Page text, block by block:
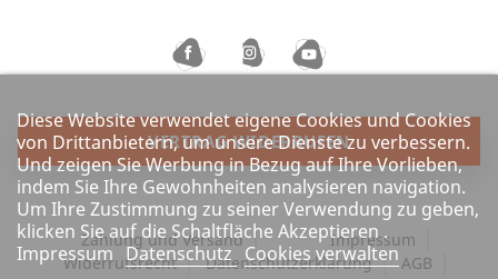
Diese Website verwendet eigene Cookies und Cookies
von Drittanbietern, um unsere Dienste zu verbessern.
Und zeigen Sie Werbung in Bezug auf Ihre Vorlieben,
indem Sie Ihre Gewohnheiten analysieren navigation.
Um Ihre Zustimmung zu seiner Verwendung zu geben,
klicken Sie auf die Schaltfläche Akzeptieren .
Impressum Datenschutz Cookies verwalten
VERTRAG WIDERRUFEN
Zahlung und Versand
Impressum
Widerrufsrecht
Datenschutzerklärung
AGB